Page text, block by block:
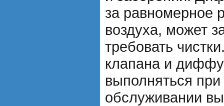
за равномерное
воздуха, может
требовать
клапана и
выполняться
обслуживании